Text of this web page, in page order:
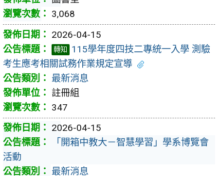
3,068
2026-04-15
轉知
115學年度四技二專統一入學 測驗
考生應考相關試務作業規定宣導
最新消息
註冊組
347
2026-04-15
「開箱中教大－智慧學習」學系博覽會
活動
最新消息